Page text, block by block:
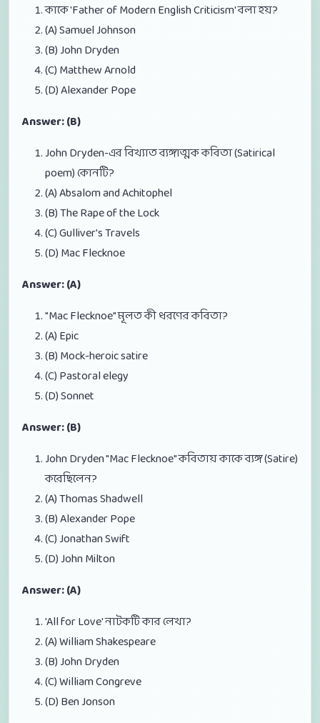
কাকে 'Father of Modern English Criticism' বলা হয়?
(A) Samuel Johnson
(B) John Dryden
(C) Matthew Arnold
(D) Alexander Pope
Answer: (B)
John Dryden-এর বিখ্যাত ব্যঙ্গাত্মক কবিতা (Satirical
poem) কোনটি?
(A) Absalom and Achitophel
(B) The Rape of the Lock
(C) Gulliver's Travels
(D) Mac Flecknoe
Answer: (A)
"Mac Flecknoe" মূলত কী ধরণের কবিতা?
(A) Epic
(B) Mock-heroic satire
(C) Pastoral elegy
(D) Sonnet
Answer: (B)
John Dryden "Mac Flecknoe" কবিতায় কাকে ব্যঙ্গ (Satire)
করেছিলেন?
(A) Thomas Shadwell
(B) Alexander Pope
(C) Jonathan Swift
(D) John Milton
Answer: (A)
'All for Love' নাটকটি কার লেখা?
(A) William Shakespeare
(B) John Dryden
(C) William Congreve
(D) Ben Jonson